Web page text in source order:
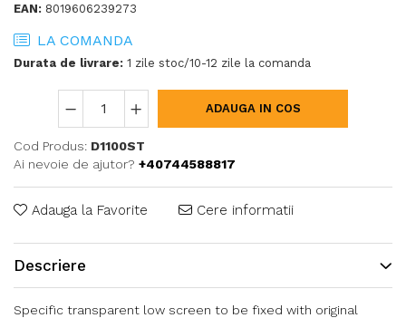
EAN: 8019606239273
LA COMANDA
Durata de livrare: 1 zile stoc/10-12 zile la comanda
ADAUGA IN COS
Cod Produs: D1100ST
Ai nevoie de ajutor? +40744588817
Adauga la Favorite Cere informatii
Descriere
Specific transparent low screen to be fixed with original